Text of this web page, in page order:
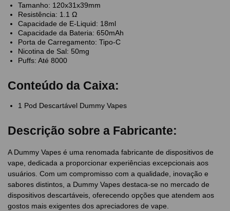
Tamanho: 120x31x39mm
Resistência: 1.1 Ω
Capacidade de E-Liquid: 18ml
Capacidade da Bateria: 650mAh
Porta de Carregamento: Tipo-C
Nicotina de Sal: 50mg
Puffs: Até 8000
Conteúdo da Caixa:
1 Pod Descartável Dummy Vapes
Descrição sobre a Fabricante:
A Dummy Vapes é uma renomada fabricante de dispositivos de
vape, dedicada a proporcionar experiências excepcionais aos
usuários. Com um compromisso com a qualidade, inovação e
sabores distintos, a Dummy Vapes destaca-se no mercado de
dispositivos descartáveis, oferecendo opções que atendem aos
gostos mais exigentes dos apreciadores de vape.